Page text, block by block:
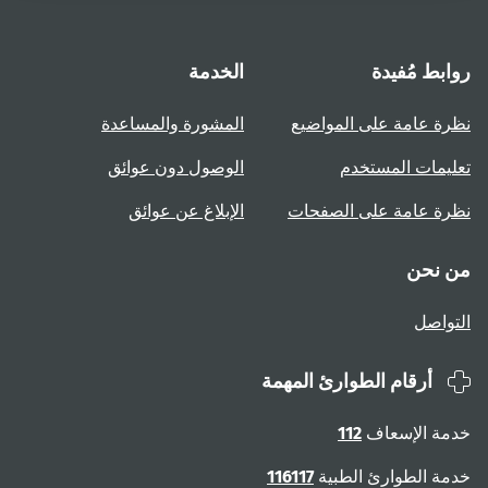
روابط مُفيدة
نظرة عامة على المواضيع
تعليمات المستخدم
نظرة عامة على الصفحات
الخدمة
المشورة والمساعدة
الوصول دون عوائق
الإبلاغ عن عوائق
من نحن
التواصل
أرقام الطوارئ المهمة
خدمة الإسعاف 112
خدمة الطوارئ الطبية116117